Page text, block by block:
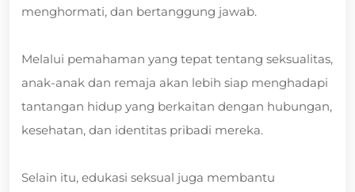
menghormati, dan bertanggung jawab.
Melalui pemahaman yang tepat tentang seksualitas,
anak-anak dan remaja akan lebih siap menghadapi
tantangan hidup yang berkaitan dengan hubungan,
kesehatan, dan identitas pribadi mereka.
Selain itu, edukasi seksual juga membantu